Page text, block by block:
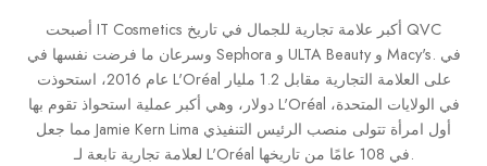
أصبحت IT Cosmetics أكبر علامة تجارية للجمال في تاريخ QVC
وسرعان ما فرضت نفسها في Sephora و ULTA Beauty و Macy's. في
عام 2016، استحوذت L'Oréal على العلامة التجارية مقابل 1.2 مليار
دولار، وهي أكبر عملية استحواذ تقوم بها L'Oréal في الولايات المتحدة،
مما جعل Jamie Kern Lima أول امرأة تتولى منصب الرئيس التنفيذي
لعلامة تجارية تابعة لـ L'Oréal في 108 عامًا من تاريخها.
فيتامينات